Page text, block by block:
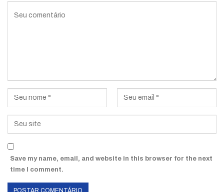
Save my name, email, and website in this browser for the next
time I comment.